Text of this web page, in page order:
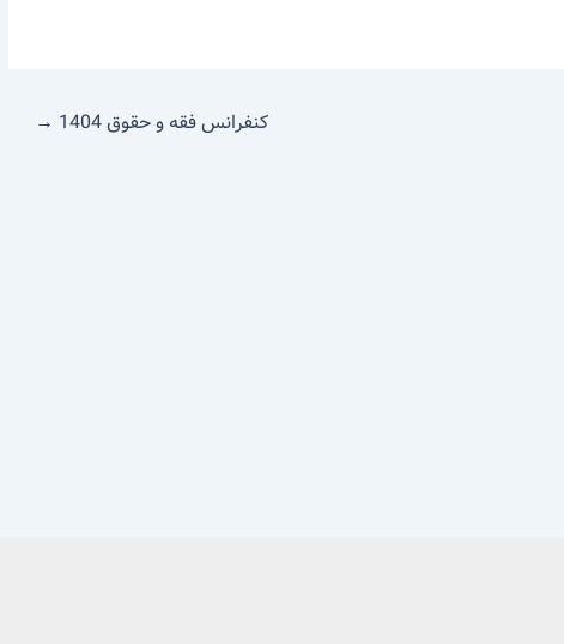
کنفرانس فقه و حقوق 1404 →